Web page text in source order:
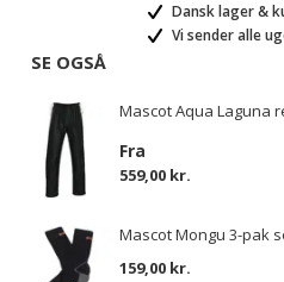
Dansk lager &
Vi sender alle
SE OGSÅ
Mascot Aqua Laguna
Fra
559,00 kr.
Mascot Mongu 3-pak
159,00 kr.